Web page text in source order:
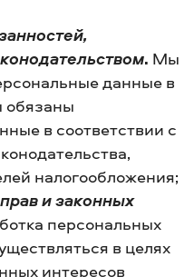
. Мы
данные в
обязаны
в соответствии с
налогообложения;
и законных
персональных
в целях
интересов